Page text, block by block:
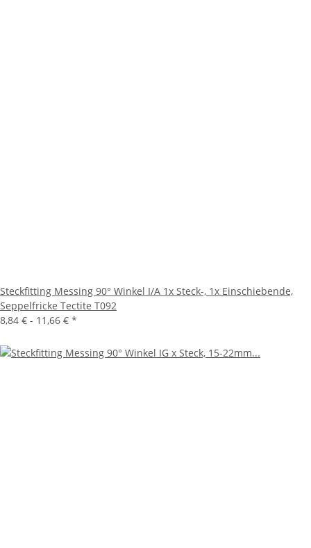
Steckfitting Messing 90° Winkel I/A 1x Steck-, 1x Einschiebende,
Seppelfricke Tectite T092
8,84 € - 11,66 € *